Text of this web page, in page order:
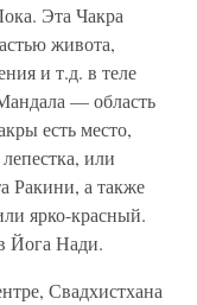
Эта Чакра
живота,
и т.д. в теле
— область
есть место,
или
Ракини, а также
ярко-красный.
Йога Нади.
Свадхистхана